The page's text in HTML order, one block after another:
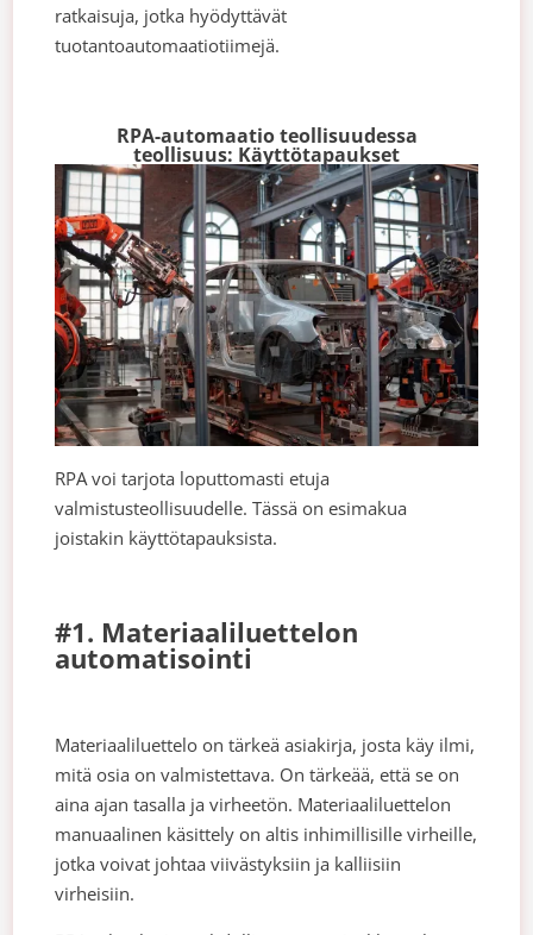
ratkaisuja, jotka hyödyttävät
tuotantoautomaatiotiimejä.
RPA-automaatio teollisuudessa
teollisuus: Käyttötapaukset
RPA voi tarjota loputtomasti etuja
valmistusteollisuudelle. Tässä on esimakua
joistakin käyttötapauksista.
#1. Materiaaliluettelon
automatisointi
Materiaaliluettelo on tärkeä asiakirja, josta käy ilmi,
mitä osia on valmistettava. On tärkeää, että se on
aina ajan tasalla ja virheetön. Materiaaliluettelon
manuaalinen käsittely on altis inhimillisille virheille,
jotka voivat johtaa viivästyksiin ja kalliisiin
virheisiin.